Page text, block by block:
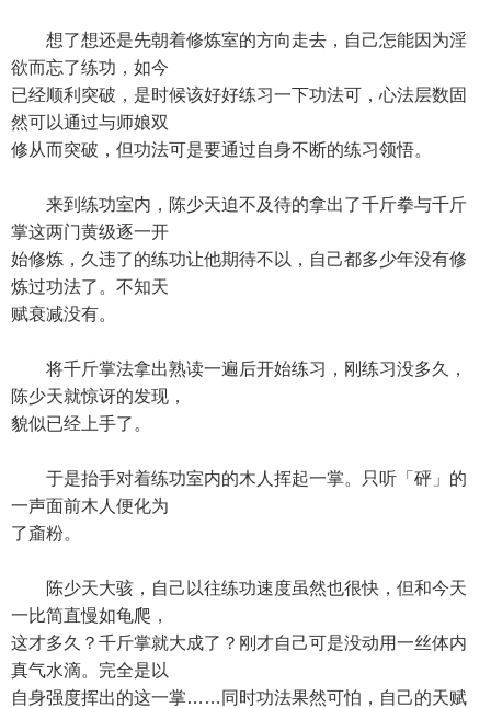
想了想还是先朝着修炼室的方向走去，自己怎能因为淫
欲而忘了练功，如今
已经顺利突破，是时候该好好练习一下功法可，心法层数固
然可以通过与师娘双
修从而突破，但功法可是要通过自身不断的练习领悟。
来到练功室内，陈少天迫不及待的拿出了千斤拳与千斤
掌这两门黄级逐一开
始修炼，久违了的练功让他期待不以，自己都多少年没有修
炼过功法了。不知天
赋衰减没有。
将千斤掌法拿出熟读一遍后开始练习，刚练习没多久，
陈少天就惊讶的发现，
貌似已经上手了。
于是抬手对着练功室内的木人挥起一掌。只听「砰」的
一声面前木人便化为
了齑粉。
陈少天大骇，自己以往练功速度虽然也很快，但和今天
一比简直慢如龟爬，
这才多久？千斤掌就大成了？刚才自己可是没动用一丝体内
真气水滴。完全是以
自身强度挥出的这一掌……同时功法果然可怕，自己的天赋